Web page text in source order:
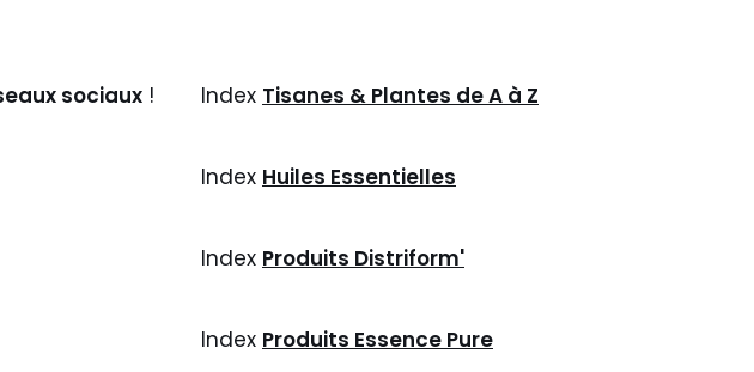
sociaux ! Index Tisanes & Plantes de A à Z
Index Huiles Essentielles
Index Produits Distriform'
Index Produits Essence Pure